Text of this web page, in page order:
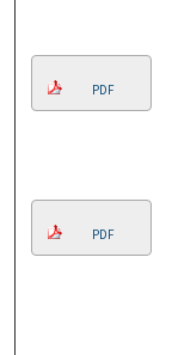
PDF
PDF